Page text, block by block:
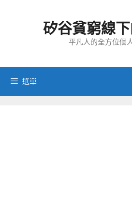
容
矽谷貧窮線
平凡人的全方位個
選單